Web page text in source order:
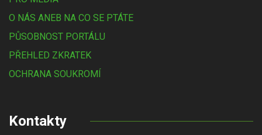
O NÁS ANEB NA CO SE PTÁTE
PŮSOBNOST PORTÁLU
PŘEHLED ZKRATEK
OCHRANA SOUKROMÍ
Kontakty